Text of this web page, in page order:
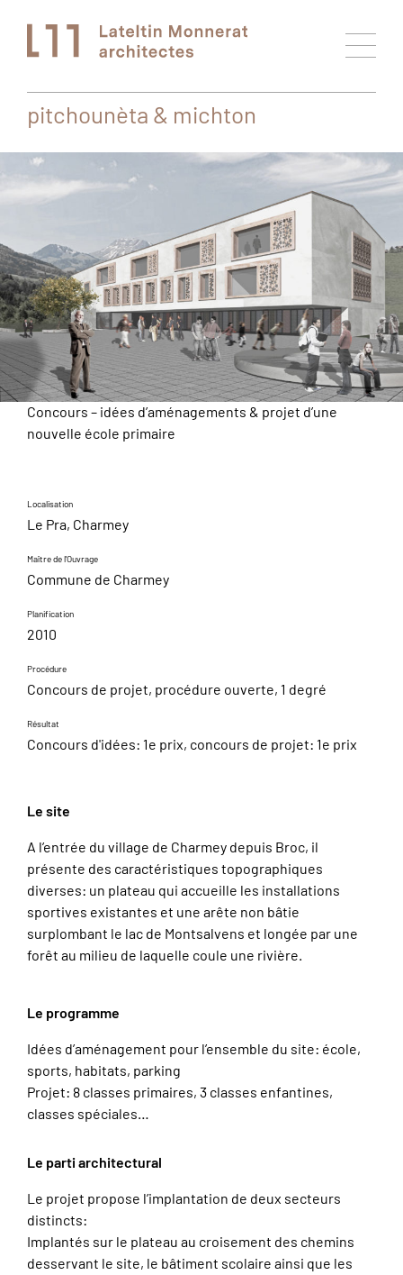
pitchounèta & michton
Concours – idées d’aménagements & projet d’une
nouvelle école primaire
Localisation
Le Pra, Charmey
Maître de l'Ouvrage
Commune de Charmey
Planification
2010
Procédure
Concours de projet, procédure ouverte, 1 degré
Résultat
Concours d'idées: 1e prix, concours de projet: 1e prix
Le site
A l’entrée du village de Charmey depuis Broc, il
présente des caractéristiques topographiques
diverses: un plateau qui accueille les installations
sportives existantes et une arête non bâtie
surplombant le lac de Montsalvens et longée par une
forêt au milieu de laquelle coule une rivière.
Le programme
Idées d’aménagement pour l’ensemble du site: école,
sports, habitats, parking
Projet: 8 classes primaires, 3 classes enfantines,
classes spéciales…
Le parti architectural
Le projet propose l’implantation de deux secteurs
distincts:
Implantés sur le plateau au croisement des chemins
desservant le site, le bâtiment scolaire ainsi que les